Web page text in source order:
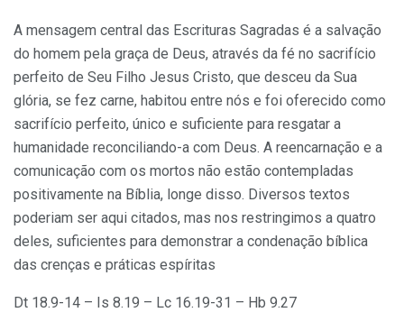
A mensagem central das Escrituras Sagradas é a salvação
do homem pela graça de Deus, através da fé no sacrifício
perfeito de Seu Filho Jesus Cristo, que desceu da Sua
glória, se fez carne, habitou entre nós e foi oferecido como
sacrifício perfeito, único e suficiente para resgatar a
humanidade reconciliando-a com Deus. A reencarnação e a
comunicação com os mortos não estão contempladas
positivamente na Bíblia, longe disso. Diversos textos
poderiam ser aqui citados, mas nos restringimos a quatro
deles, suficientes para demonstrar a condenação bíblica
das crenças e práticas espíritas
Dt 18.9-14 – Is 8.19 – Lc 16.19-31 – Hb 9.27